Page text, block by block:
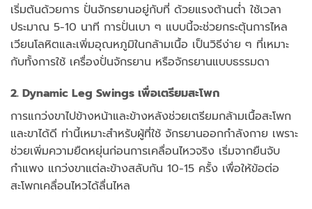
เริ่มต้นด้วยการ ปั่นจักรยานอยู่กับที่ ด้วยแรงต้านต่ำ ใช้เวลา
ประมาณ 5-10 นาที การปั่นเบา ๆ แบบนี้จะช่วยกระตุ้นการไหล
เวียนโลหิตและเพิ่มอุณหภูมิในกล้ามเนื้อ เป็นวิธีง่าย ๆ ที่เหมาะ
กับทั้งการใช้ เครื่องปั่นจักรยาน หรือจักรยานแบบธรรมดา
2. Dynamic Leg Swings เพื่อเตรียมสะโพก
การแกว่งขาไปข้างหน้าและข้างหลังช่วยเตรียมกล้ามเนื้อสะโพก
และขาได้ดี ท่านี้เหมาะสำหรับผู้ที่ใช้ จักรยานออกกําลังกาย เพราะ
ช่วยเพิ่มความยืดหยุ่นก่อนการเคลื่อนไหวจริง เริ่มจากยืนจับ
กำแพง แกว่งขาแต่ละข้างสลับกัน 10-15 ครั้ง เพื่อให้ข้อต่อ
สะโพกเคลื่อนไหวได้ลื่นไหล